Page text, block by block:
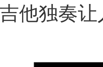
他独奏